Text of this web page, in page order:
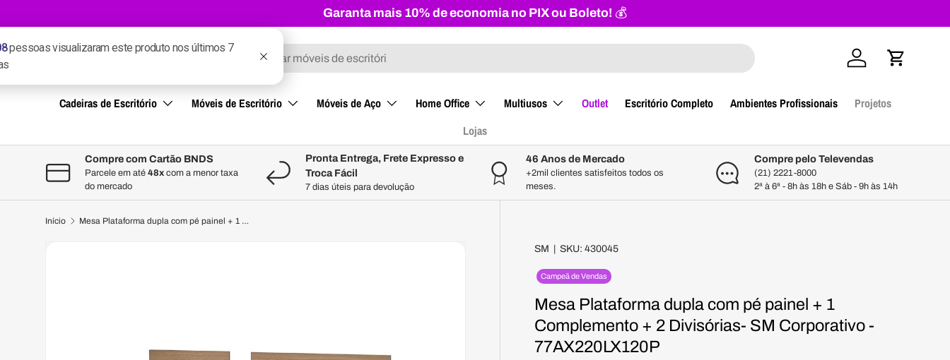
Ir para o conteúdo
Garanta mais 10% de economia no PIX ou Boleto! 💰
PesquisarPesquisar
Iniciar sessão
Carrinho
Cadeiras de Escritório Móveis de Escritório Móveis de Aço Home Office Multiusos Outlet Escritório Completo Ambientes Profissionais
Projetos
Lojas
Compre com Cartão BNDS
Parcele em até 48x com a menor taxa
do mercado
Pronta Entrega, Frete Expresso e
Troca Fácil
7 dias úteis para devolução
46 Anos de Mercado
+2mil clientes satisfeitos todos os
meses.
Compre pelo Televendas
(21) 2221-8000
2ª à 6ª - 8h às 18h e Sáb - 9h às 14h
Início Mesa Plataforma dupla com pé painel + 1 Complemento + 2 Divisórias- SM Corporativo - 77AX220LX120P
SM |SKU: 430045
Campeã de Vendas
Mesa Plataforma dupla com pé painel + 1
Complemento + 2 Divisórias- SM Corporativo -
77AX220LX120P